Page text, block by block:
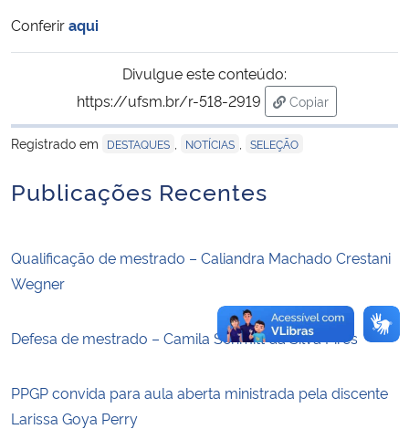
Ministério do Desenvolvimento Regional
Controladoria-Geral da União
Ministério da Mulher, da Família e dos Direitos Humanos
Gabinete de Segurança Institucional
Conferiraqui
Divulgue este conteúdo:
https://ufsm.br/r-518-2919
Copiar
para área de
Registrado em
DESTAQUES NOTÍCIAS SELEÇÃO
Publicações Recentes
Qualificação de mestrado – Caliandra Machado Crestani
Wegner
Defesa de mestrado – Camila Schmitt da Silva Pires
PPGP convida para aula aberta ministrada pela discente
Larissa Goya Perry